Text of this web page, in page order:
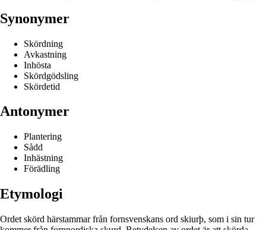
Synonymer
Skördning
Avkastning
Inhösta
Skördgödsling
Skördetid
Antonymer
Plantering
Sådd
Inhästning
Förädling
Etymologi
Ordet skörd härstammar från fornsvenskans ord skiurþ, som i sin tur